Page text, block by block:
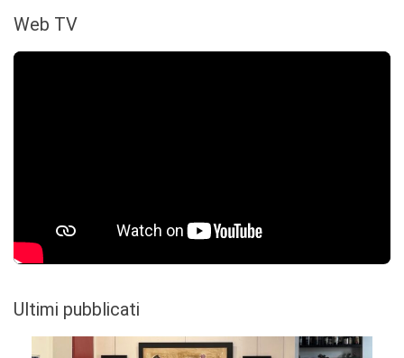
Web TV
Ultimi pubblicati